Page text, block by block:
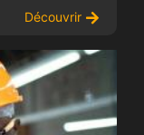
Découvrir